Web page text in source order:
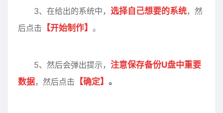
3、在给出的系统中， 选择自己想要的系统，然
后点击 【开始制作】 。
5、然后会弹出提示， 注意保存备份U盘中重要
数据，然后点击 【确定】 。